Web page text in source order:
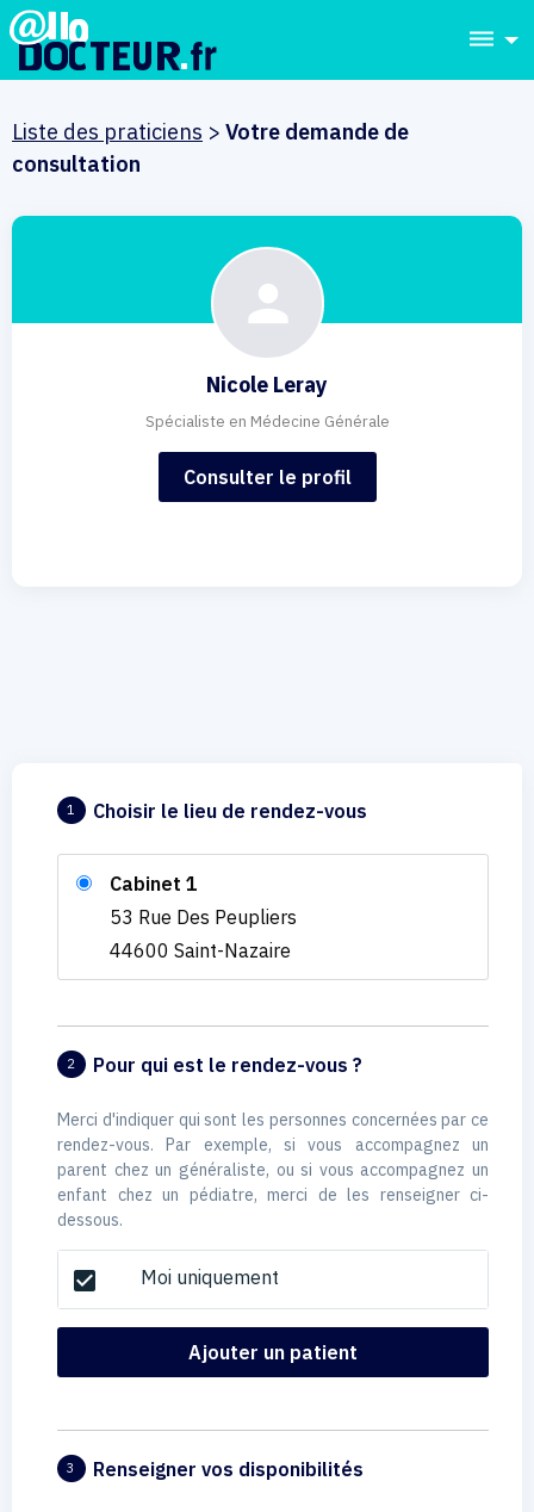
dehaze
Liste des praticiens > Votre demande de
consultation
Nicole Leray
Spécialiste en Médecine Générale
Consulter le profil
1 Choisir le lieu de rendez-vous
Cabinet 1
53 Rue Des Peupliers
44600 Saint-Nazaire
2 Pour qui est le rendez-vous ?
Merci d'indiquer qui sont les personnes concernées par ce
rendez-vous. Par exemple, si vous accompagnez un
parent chez un généraliste, ou si vous accompagnez un
enfant chez un pédiatre, merci de les renseigner ci-
dessous.
check_box Moi uniquement
Ajouter un patient
3 Renseigner vos disponibilités